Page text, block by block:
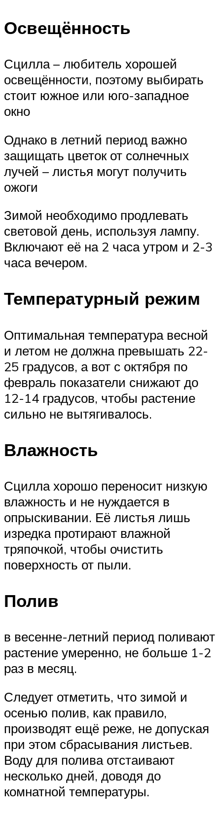
Освещённость
Сцилла – любитель хорошей
освещённости, поэтому выбирать
стоит южное или юго-западное
окно
Однако в летний период важно
защищать цветок от солнечных
лучей – листья могут получить
ожоги
Зимой необходимо продлевать
световой день, используя лампу.
Включают её на 2 часа утром и 2-3
часа вечером.
Температурный режим
Оптимальная температура весной
и летом не должна превышать 22-
25 градусов, а вот с октября по
февраль показатели снижают до
12-14 градусов, чтобы растение
сильно не вытягивалось.
Влажность
Сцилла хорошо переносит низкую
влажность и не нуждается в
опрыскивании. Её листья лишь
изредка протирают влажной
тряпочкой, чтобы очистить
поверхность от пыли.
Полив
в весенне-летний период поливают
растение умеренно, не больше 1-2
раз в месяц.
Следует отметить, что зимой и
осенью полив, как правило,
производят ещё реже, не допуская
при этом сбрасывания листьев.
Воду для полива отстаивают
несколько дней, доводя до
комнатной температуры.